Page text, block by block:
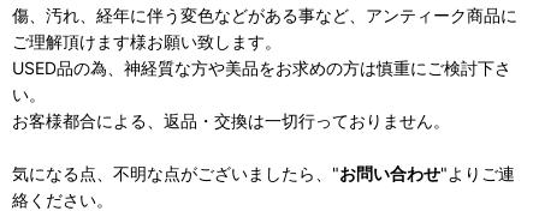
傷、汚れ、経年に伴う変色などがある事など、アンティーク商品に
ご理解頂けます様お願い致します。
USED品の為、神経質な方や美品をお求めの方は慎重にご検討下さ
い。
お客様都合による、返品・交換は一切行っておりません。
気になる点、不明な点がございましたら、"お問い合わせ"よりご連
絡ください。